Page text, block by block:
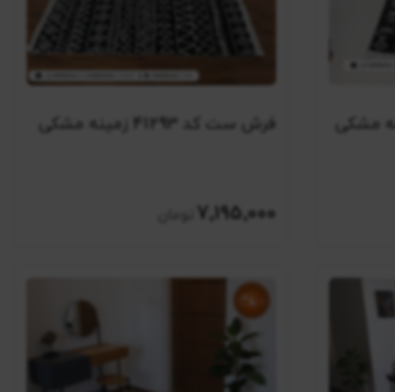
فرش ست کد 41293 زمینه مشکی
7٬195٬000